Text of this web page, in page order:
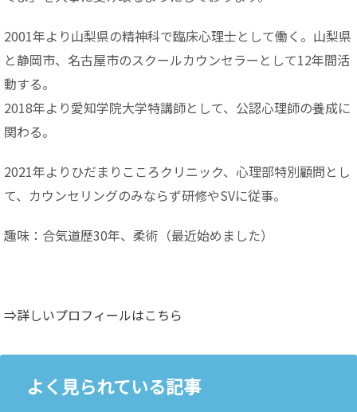
2001年より山梨県の精神科で臨床心理士として働く。山梨県
と静岡市、名古屋市のスクールカウンセラーとして12年間活
動する。
2018年より愛知学院大学特講師として、公認心理師の養成に
関わる。
2021年よりひだまりこころクリニック、心理部特別顧問とし
て、カウンセリングのみならず研修やSVに従事。
趣味：合気道歴30年、柔術（最近始めました）
⇒詳しいプロフィールはこちら
よく見られている記事